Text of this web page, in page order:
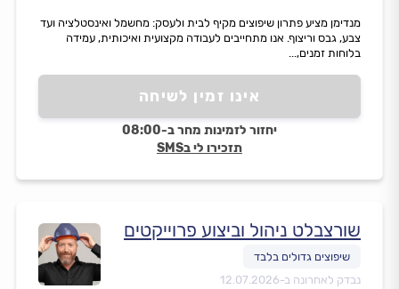
אינו זמין לשיחה
יחזור לזמינות מחר ב-08:00
תזכירו לי בSMS
מנדימן מציע פתרון שיפוצים מקיף לבית ולעסק: מחשמל ואינסטלציה ועד
צבע, גבס וריצוף. אנו מתחייבים לעבודה מקצועית ואיכותית, עמידה
בלוחות זמנים,...
שורצבלט ניהול וביצוע פרוייקטים
נבדק לאחרונה ב-12.07.2026